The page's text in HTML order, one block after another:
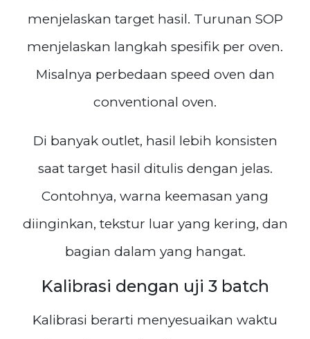
menjelaskan target hasil. Turunan SOP
menjelaskan langkah spesifik per oven.
Misalnya perbedaan speed oven dan
conventional oven.
Di banyak outlet, hasil lebih konsisten
saat target hasil ditulis dengan jelas.
Contohnya, warna keemasan yang
diinginkan, tekstur luar yang kering, dan
bagian dalam yang hangat.
Kalibrasi dengan uji 3 batch
Kalibrasi berarti menyesuaikan waktu